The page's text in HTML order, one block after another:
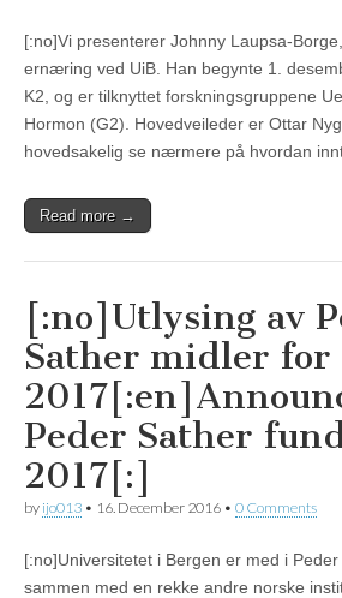
[:no]Vi presenterer Johnny Laupsa-
ernæring ved UiB. Han begynte 1.
K2, og er tilknyttet forskningsgruppene
Hormon (G2). Hovedveileder er Ottar
hovedsakelig se nærmere på hvordan
Read more →
[:no]Utlysing av
Sather midler for
Peder Sather
2017[:]
by ijo013 • 16. December 2016 • 0 Comments
[:no]Universitetet i Bergen er med i
sammen med en rekke andre norske